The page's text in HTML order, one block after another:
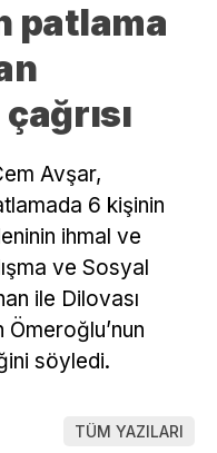
patlama
Avşar,
6 kişinin
ihmal ve
ve Sosyal
ile Dilovası
söyledi.
TÜM YAZILARI